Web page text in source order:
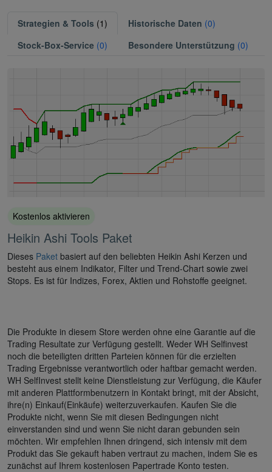
Strategien & Tools (1) Historische Daten (0)
Stock-Box-Service (0) Besondere Unterstützung (0)
Kostenlos aktivieren
Heikin Ashi Tools Paket
Dieses Paket basiert auf den beliebten Heikin Ashi Kerzen und
besteht aus einem Indikator, Filter und Trend-Chart sowie zwei
Stops. Es ist für Indizes, Forex, Aktien und Rohstoffe geeignet.
Die Produkte in diesem Store werden ohne eine Garantie auf die
Trading Resultate zur Verfügung gestellt. Weder WH Selfinvest
noch die beteiligten dritten Parteien können für die erzielten
Trading Ergebnisse verantwortlich oder haftbar gemacht werden.
WH SelfInvest stellt keine Dienstleistung zur Verfügung, die Käufer
mit anderen Plattformbenutzern in Kontakt bringt, mit der Absicht,
ihre(n) Einkauf(Einkäufe) weiterzuverkaufen. Kaufen Sie die
Produkte nicht, wenn Sie mit diesen Bedingungen nicht
einverstanden sind und wenn Sie nicht daran gebunden sein
möchten. Wir empfehlen Ihnen dringend, sich intensiv mit dem
Produkt das Sie gekauft haben vertraut zu machen, indem Sie es
zunächst auf Ihrem kostenlosen Papertrade Konto testen.